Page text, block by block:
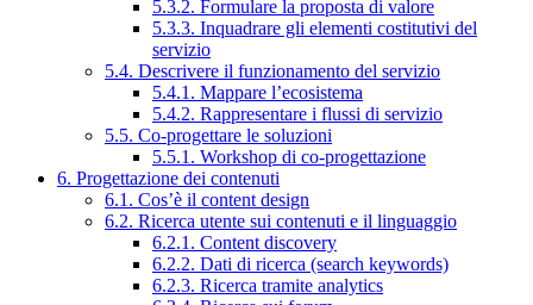
5.3.2. Formulare la proposta di valore
5.3.3. Inquadrare gli elementi costitutivi del
servizio
5.4. Descrivere il funzionamento del servizio
5.4.1. Mappare l’ecosistema
5.4.2. Rappresentare i flussi di servizio
5.5. Co-progettare le soluzioni
5.5.1. Workshop di co-progettazione
6. Progettazione dei contenuti
6.1. Cos’è il content design
6.2. Ricerca utente sui contenuti e il linguaggio
6.2.1. Content discovery
6.2.2. Dati di ricerca (search keywords)
6.2.3. Ricerca tramite analytics